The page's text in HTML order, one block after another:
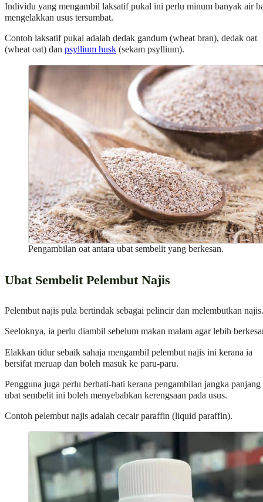
Individu yang mengambil laksatif pukal ini perlu minum banyak air
mengelakkan usus tersumbat.
Contoh laksatif pukal adalah dedak gandum (wheat bran), dedak oat
(wheat oat) dan psyllium husk (sekam psyllium).
Pengambilan oat antara ubat sembelit yang berkesan.
Ubat Sembelit Pelembut Najis
Pelembut najis pula bertindak sebagai pelincir dan melembutkan najis.
Seeloknya, ia perlu diambil sebelum makan malam agar lebih
Elakkan tidur sebaik sahaja mengambil pelembut najis ini kerana ia
bersifat meruap dan boleh masuk ke paru-paru.
Pengguna juga perlu berhati-hati kerana pengambilan jangka panjang
ubat sembelit ini boleh menyebabkan kerengsaan pada usus.
Contoh pelembut najis adalah cecair paraffin (liquid paraffin).